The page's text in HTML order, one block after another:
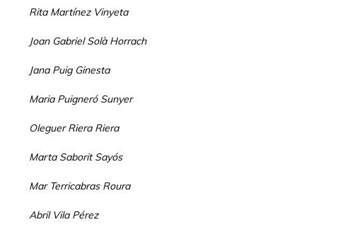
Rita Martínez Vinyeta
Joan Gabriel Solà Horrach
Jana Puig Ginesta
Maria Puigneró Sunyer
Oleguer Riera Riera
Marta Saborit Sayós
Mar Terricabras Roura
Abril Vila Pérez